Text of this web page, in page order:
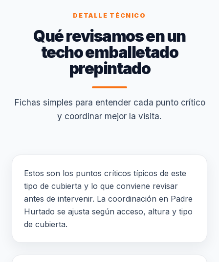
DETALLE TÉCNICO
Qué revisamos en un
techo emballetado
prepintado
Fichas simples para entender cada punto crítico
y coordinar mejor la visita.
Estos son los puntos críticos típicos de este
tipo de cubierta y lo que conviene revisar
antes de intervenir. La coordinación en Padre
Hurtado se ajusta según acceso, altura y tipo
de cubierta.